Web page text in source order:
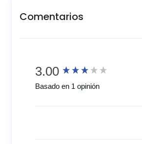
Comentarios
3.00
Basado en 1 opinión
New content loaded